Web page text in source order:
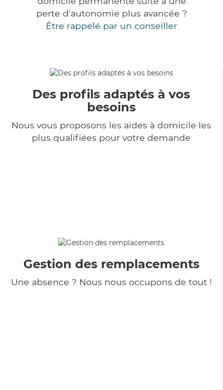
perte d'autonomie plus avancée ?
Être rappelé par un conseiller
Des profils adaptés à vos
besoins
Nous vous proposons les aides à domicile les
plus qualifiées pour votre demande
Gestion des remplacements
Une absence ? Nous nous occupons de tout !